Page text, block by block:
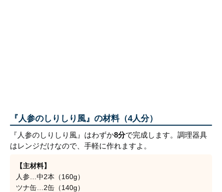
『人参のしりしり風』の材料（4人分）
『人参のしりしり風』はわずか8分で完成します。調理器具
はレンジだけなので、手軽に作れますよ。
【主材料】
人参…中2本（160g）
ツナ缶…2缶（140g）